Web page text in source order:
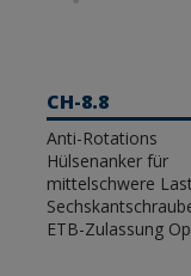
CH-8.8
Anti-Rotations
Hülsenanker für
mittelschwere
ETB-Zulassung